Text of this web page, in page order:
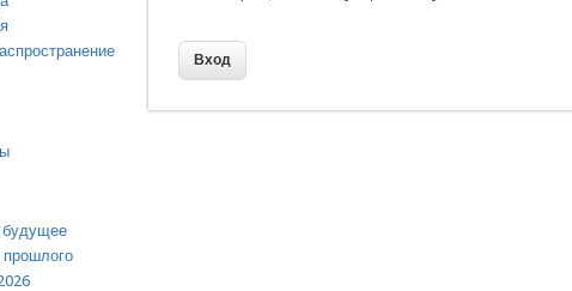
будущее
прошлого